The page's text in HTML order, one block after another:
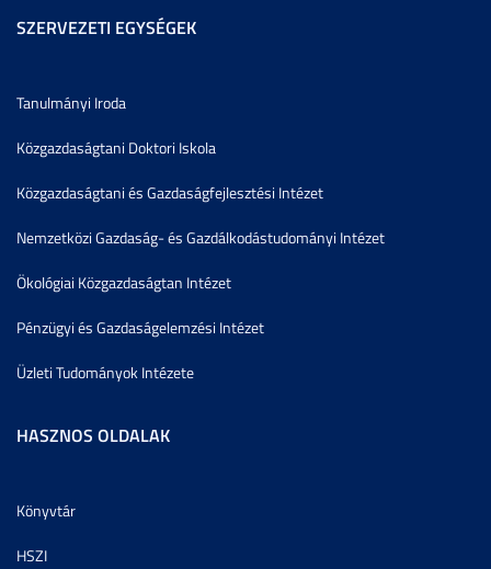
SZERVEZETI EGYSÉGEK
Tanulmányi Iroda
Közgazdaságtani Doktori Iskola
Közgazdaságtani és Gazdaságfejlesztési Intézet
Nemzetközi Gazdaság- és Gazdálkodástudományi Intézet
Ökológiai Közgazdaságtan Intézet
Pénzügyi és Gazdaságelemzési Intézet
Üzleti Tudományok Intézete
HASZNOS OLDALAK
Könyvtár
HSZI